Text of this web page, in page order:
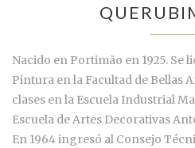
Nacido en Portimão en 1925. Se
Pintura en la Facultad de Bellas
clases en la Escuela Industrial
Escuela de Artes Decorativas
En 1964 ingresó al Consejo